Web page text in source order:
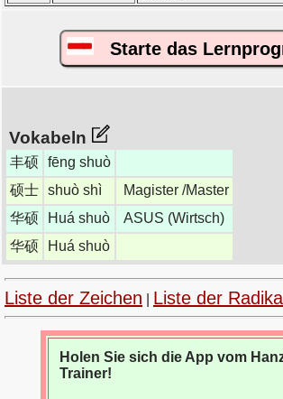
Starte das
Vokabeln
丰硕
fēng shuò
硕士 shuò shì
Magister /Master
华硕
Huá shuò
ASUS (Wirtsch)
华硕
Huá shuò
Liste der Zeichen Liste der
Holen Sie sich die App vom
Trainer!